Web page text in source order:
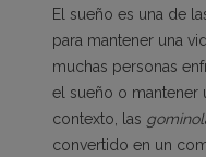
Por qué elegir las
Vitaldin
Compra
deliciosa
El sueño es una de
para mantener una
muchas personas
el sueño o mantener
contexto, las
convertido en un